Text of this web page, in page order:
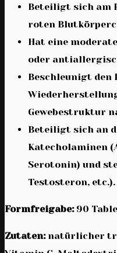
Beteiligt sich am
roten
Hat eine
oder
Beschleunigt den
Gewebestruktur
Beteiligt sich an
Katecholaminen
Serotonin) und
Testosteron, etc.).
Formfreigabe: 90
Zutaten: natürlicher